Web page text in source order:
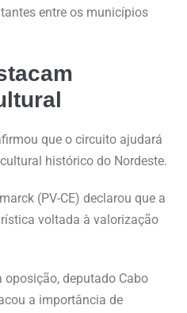
entre os municípios
que o circuito ajudará
histórico do Nordeste.
(PV-CE) declarou que a
voltada à valorização
oposição, deputado Cabo
a importância de